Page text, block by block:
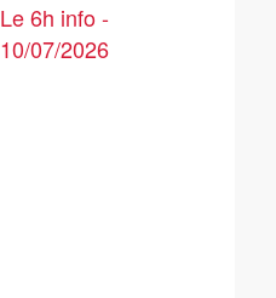
Le 6h info -
10/07/2026